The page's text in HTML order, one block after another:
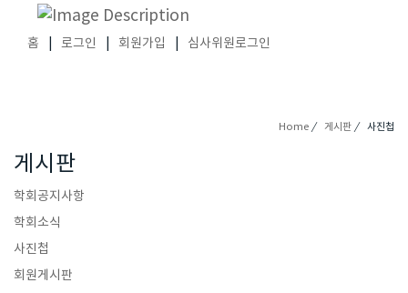
홈 로그인 회원가입 심사위원로그인
Home / 게시판 / 사진첩
게시판
학회공지사항
학회소식
사진첩
회원게시판